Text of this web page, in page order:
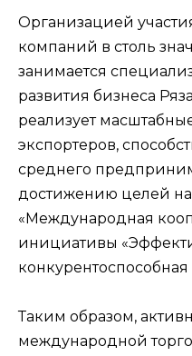
Организацией
компаний в столь
занимается
развития бизнеса
реализует
экспортеров,
среднего
достижению целей
«Международная
инициативы
Таким образом,
международной